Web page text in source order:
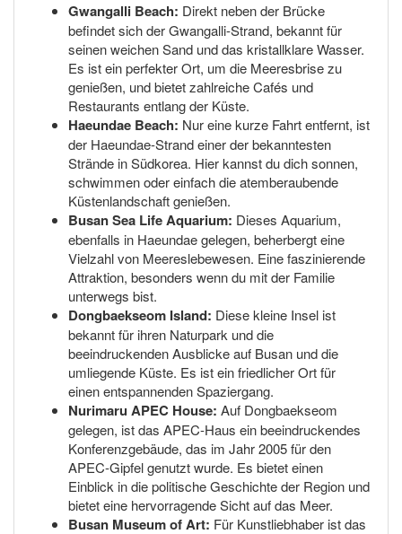
Gwangalli Beach: Direkt neben der Brücke
befindet sich der Gwangalli-Strand, bekannt für
seinen weichen Sand und das kristallklare Wasser.
Es ist ein perfekter Ort, um die Meeresbrise zu
genießen, und bietet zahlreiche Cafés und
Restaurants entlang der Küste.
Haeundae Beach: Nur eine kurze Fahrt entfernt, ist
der Haeundae-Strand einer der bekanntesten
Strände in Südkorea. Hier kannst du dich sonnen,
schwimmen oder einfach die atemberaubende
Küstenlandschaft genießen.
Busan Sea Life Aquarium: Dieses Aquarium,
ebenfalls in Haeundae gelegen, beherbergt eine
Vielzahl von Meereslebewesen. Eine faszinierende
Attraktion, besonders wenn du mit der Familie
unterwegs bist.
Dongbaekseom Island: Diese kleine Insel ist
bekannt für ihren Naturpark und die
beeindruckenden Ausblicke auf Busan und die
umliegende Küste. Es ist ein friedlicher Ort für
einen entspannenden Spaziergang.
Nurimaru APEC House: Auf Dongbaekseom
gelegen, ist das APEC-Haus ein beeindruckendes
Konferenzgebäude, das im Jahr 2005 für den
APEC-Gipfel genutzt wurde. Es bietet einen
Einblick in die politische Geschichte der Region und
bietet eine hervorragende Sicht auf das Meer.
Busan Museum of Art: Für Kunstliebhaber ist das